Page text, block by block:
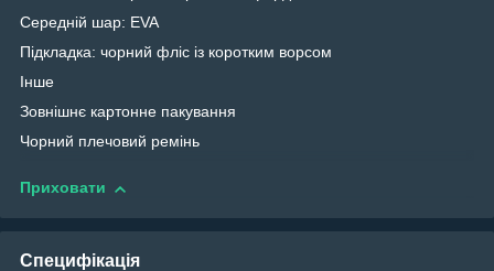
Середній шар: EVA
Підкладка: чорний фліс із коротким ворсом
Інше
Зовнішнє картонне пакування
Чорний плечовий ремінь
Приховати
Специфікація